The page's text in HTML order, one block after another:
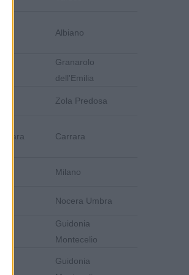
Albiano
Granarolo
dell'Emilia
Zola Predosa
Carrara
Milano
Nocera Umbra
Guidonia
Montecelio
Guidonia